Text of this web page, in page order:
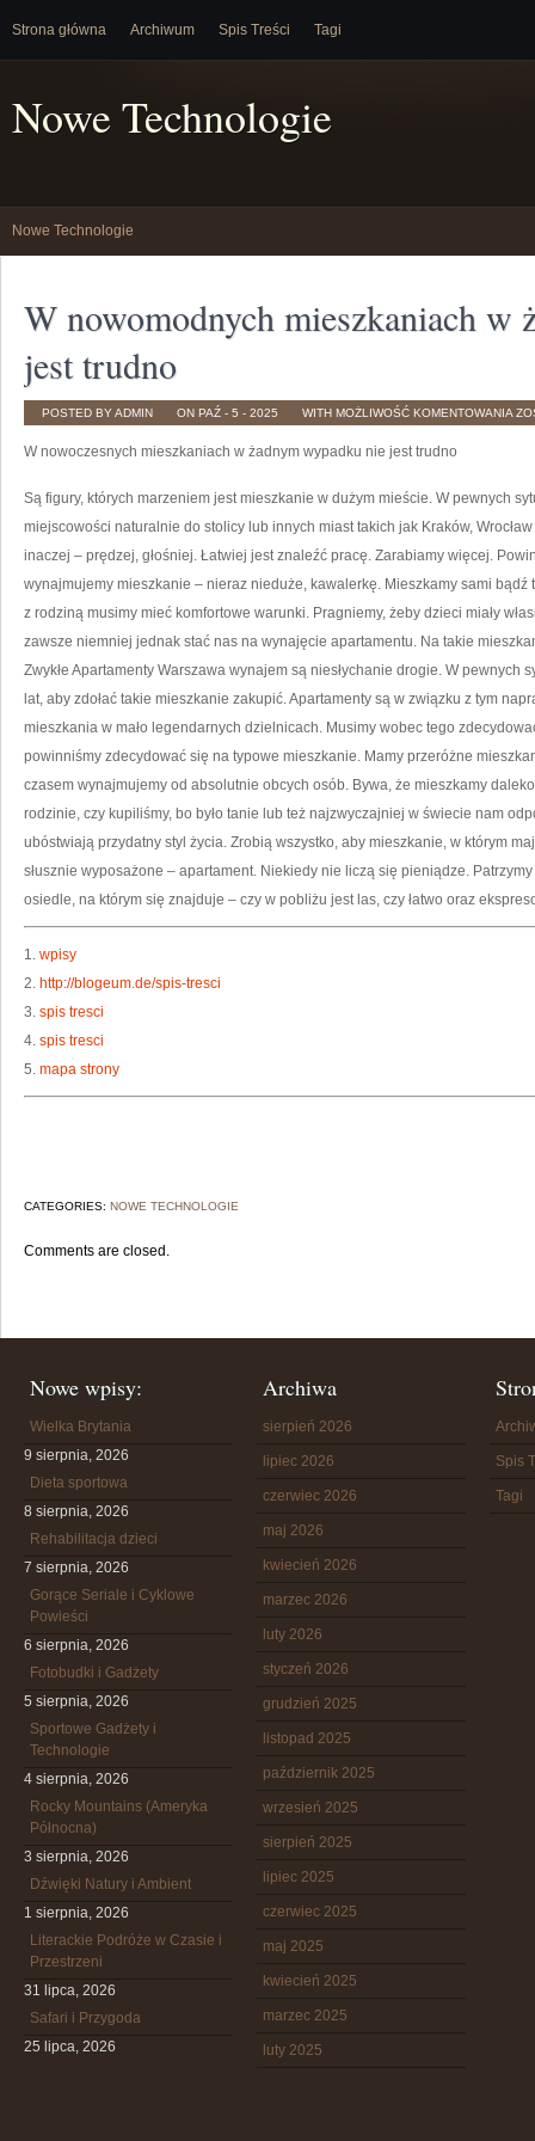
Strona główna Archiwum Spis Treści Tagi
Nowe Technologie
Nowe Technologie
W nowomodnych mieszkaniach w
jest trudno
POSTED BY ADMIN ON PAŹ - 5 - 2025 WITH MOŻLIWOŚĆ KOMENTOWANIA W
NIE
W nowoczesnych mieszkaniach w żadnym wypadku nie jest trudno
Są figury, których marzeniem jest mieszkanie w dużym mieście. W pewnych
miejscowości naturalnie do stolicy lub innych miast takich jak Kraków,
inaczej – prędzej, głośniej. Łatwiej jest znaleźć pracę. Zarabiamy więcej.
wynajmujemy mieszkanie – nieraz nieduże, kawalerkę. Mieszkamy sami bądź
z rodziną musimy mieć komfortowe warunki. Pragniemy, żeby dzieci miały
zawsze niemniej jednak stać nas na wynajęcie apartamentu. Na takie
Zwykłe Apartamenty Warszawa wynajem są niesłychanie drogie. W pewnych
lat, aby zdołać takie mieszkanie zakupić. Apartamenty są w związku z tym
mieszkania w mało legendarnych dzielnicach. Musimy wobec tego
powinniśmy zdecydować się na typowe mieszkanie. Mamy przeróżne
czasem wynajmujemy od absolutnie obcych osób. Bywa, że mieszkamy
rodzinie, czy kupiliśmy, bo było tanie lub też najzwyczajniej w świecie nam
ubóstwiają przydatny styl życia. Zrobią wszystko, aby mieszkanie, w którym
słusznie wyposażone – apartament. Niekiedy nie liczą się pieniądze.
osiedle, na którym się znajduje – czy w pobliżu jest las, czy łatwo oraz
1. wpisy
2. http://blogeum.de/spis-tresci
3. spis tresci
4. spis tresci
5. mapa strony
CATEGORIES: NOWE TECHNOLOGIE
Comments are closed.
Nowe wpisy:
Wielka Brytania
9 sierpnia, 2026
Dieta sportowa
8 sierpnia, 2026
Rehabilitacja dzieci
7 sierpnia, 2026
Gorące Seriale i Cyklowe
Powieści
6 sierpnia, 2026
Fotobudki i Gadżety
5 sierpnia, 2026
Sportowe Gadżety i
Technologie
4 sierpnia, 2026
Rocky Mountains (Ameryka
Północna)
3 sierpnia, 2026
Dźwięki Natury i Ambient
1 sierpnia, 2026
Literackie Podróże w Czasie i
Przestrzeni
31 lipca, 2026
Safari i Przygoda
25 lipca, 2026
Archiwa
sierpień 2026
lipiec 2026
czerwiec 2026
maj 2026
kwiecień 2026
marzec 2026
luty 2026
styczeń 2026
grudzień 2025
listopad 2025
październik 2025
wrzesień 2025
sierpień 2025
lipiec 2025
czerwiec 2025
maj 2025
kwiecień 2025
marzec 2025
luty 2025
Spis
Tagi